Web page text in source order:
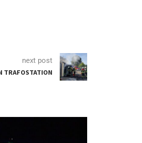
TRAFOSTATION